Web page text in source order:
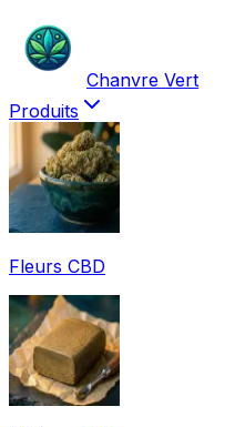
Chanvre Vert
Produits
Fleurs CBD